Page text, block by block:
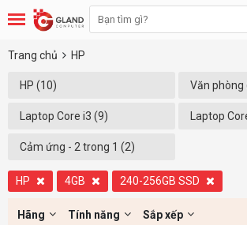
Trang chủ HP
HP (10) Văn phòng
Laptop Core i3 (9) Laptop
Cảm ứng - 2 trong 1 (2)
HP 4GB 240-256GB SSD
Hãng Tính năng Sắp xếp